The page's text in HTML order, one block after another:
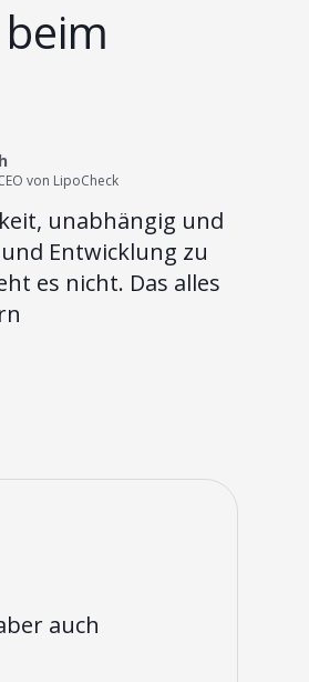
von LipoCheck
unabhängig und
Entwicklung zu
es nicht. Das alles
auch